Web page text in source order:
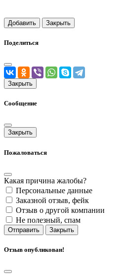
Добавить Закрыть
Поделиться
Закрыть
Сообщение
Закрыть
Пожаловаться
Какая причина жалобы?
Персональные данные
Заказной отзыв, фейк
Отзыв о другой компании
Не полезный, спам
Отправить Закрыть
Отзыв опубликован!